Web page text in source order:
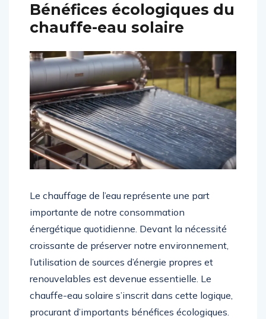
Bénéfices écologiques du
chauffe-eau solaire
Le chauffage de l’eau représente une part
importante de notre consommation
énergétique quotidienne. Devant la nécessité
croissante de préserver notre environnement,
l’utilisation de sources d’énergie propres et
renouvelables est devenue essentielle. Le
chauffe-eau solaire s’inscrit dans cette logique,
procurant d’importants bénéfices écologiques.